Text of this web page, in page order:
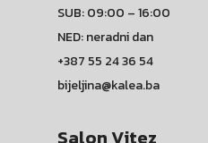
SUB: 09:00 – 16:00
NED: neradni dan
+387 55 24 36 54
bijeljina@kalea.ba
Salon Vitez